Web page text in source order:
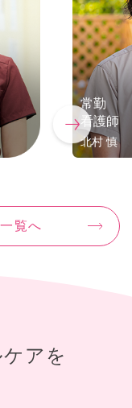
常勤
看護師
北村 慎
覧へ
ケアを